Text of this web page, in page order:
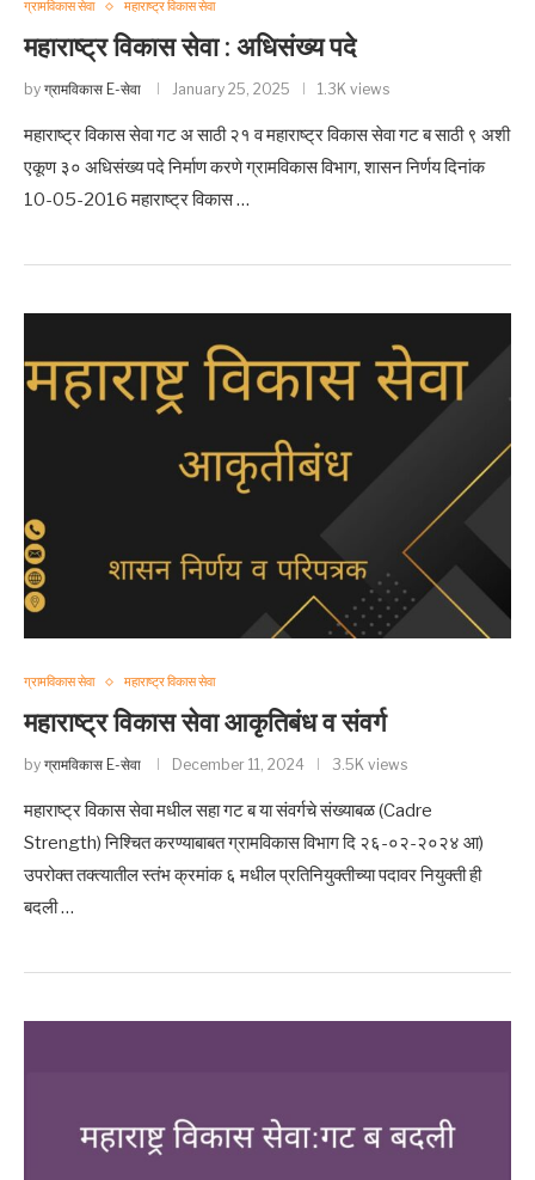
ग्रामविकास सेवा महाराष्ट्र विकास सेवा
महाराष्ट्र विकास सेवा : अधिसंख्य पदे
by ग्रामविकास E-सेवा January 25, 2025 1.3K views
महाराष्ट्र विकास सेवा गट अ साठी २१ व महाराष्ट्र विकास सेवा गट ब साठी ९ अशी
एकूण ३० अधिसंख्य पदे निर्माण करणे ग्रामविकास विभाग, शासन निर्णय दिनांक
10-05-2016 महाराष्ट्र विकास …
ग्रामविकास सेवा महाराष्ट्र विकास सेवा
महाराष्ट्र विकास सेवा आकृतिबंध व संवर्ग
by ग्रामविकास E-सेवा December 11, 2024 3.5K views
महाराष्ट्र विकास सेवा मधील सहा गट ब या संवर्गचे संख्याबळ (Cadre
Strength) निश्चित करण्याबाबत ग्रामविकास विभाग दि २६-०२-२०२४ आ)
उपरोक्त तक्त्यातील स्तंभ क्रमांक ६ मधील प्रतिनियुक्तीच्या पदावर नियुक्ती ही
बदली …